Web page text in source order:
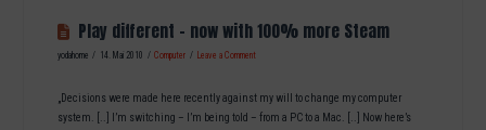
Play different – now with 100% more Steam
yodahome 14. Mai 2010 Computer Leave a Comment
„Decisions were made here recently against my will to change my computer
system. [..] I’m switching – I’m being told – from a PC to a Mac. [..] Now here’s